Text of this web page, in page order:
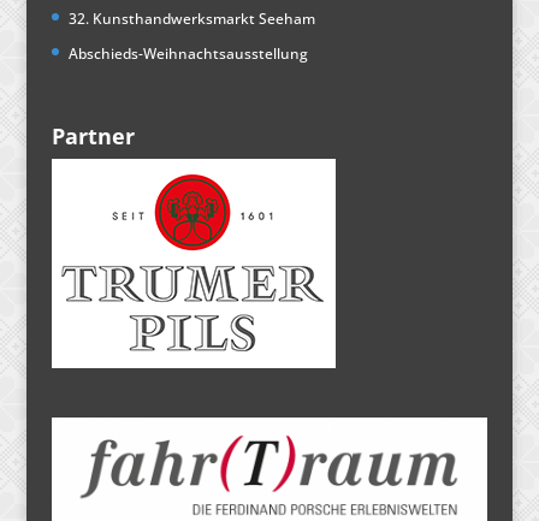
32. Kunsthandwerksmarkt Seeham
Abschieds-Weihnachtsausstellung
Partner